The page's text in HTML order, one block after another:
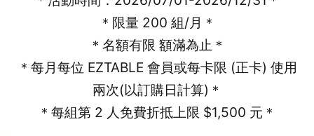
＊限量 200 組/月＊
＊名額有限 額滿為止＊
＊每月每位 EZTABLE 會員或每卡限 (正卡) 使用
兩次(以訂購日計算)＊
＊每組第 2 人免費折抵上限 $1,500 元＊